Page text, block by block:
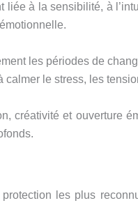
liée à la sensibilité, à
les périodes de
le stress, les
créativité et ouverture
les plus